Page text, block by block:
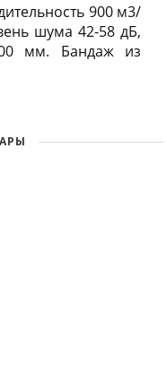
900 м3/
шума 42-58 дБ,
мм. Бандаж из